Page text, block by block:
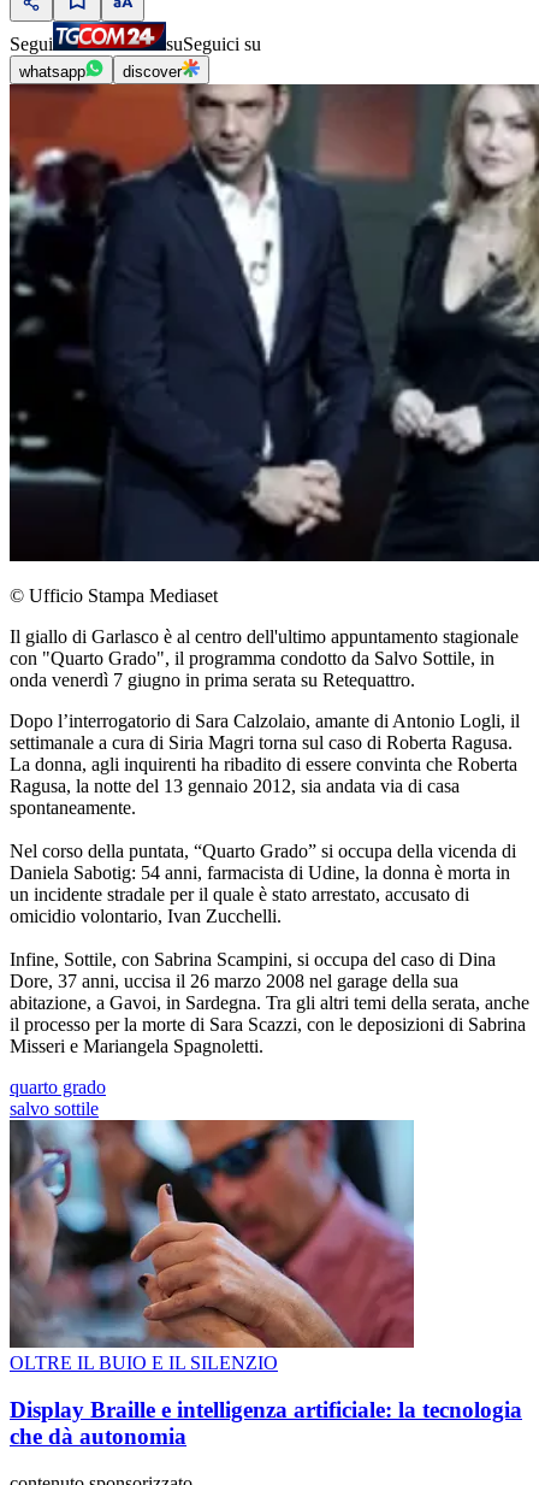
Segui suSeguici su
whatsapp discover
© Ufficio Stampa Mediaset
Il giallo di Garlasco è al centro dell'ultimo appuntamento stagionale
con "Quarto Grado", il programma condotto da Salvo Sottile, in
onda venerdì 7 giugno in prima serata su Retequattro.
Dopo l’interrogatorio di Sara Calzolaio, amante di Antonio Logli, il
settimanale a cura di Siria Magri torna sul caso di Roberta Ragusa.
La donna, agli inquirenti ha ribadito di essere convinta che Roberta
Ragusa, la notte del 13 gennaio 2012, sia andata via di casa
spontaneamente.
Nel corso della puntata, “Quarto Grado” si occupa della vicenda di
Daniela Sabotig: 54 anni, farmacista di Udine, la donna è morta in
un incidente stradale per il quale è stato arrestato, accusato di
omicidio volontario, Ivan Zucchelli.
Infine, Sottile, con Sabrina Scampini, si occupa del caso di Dina
Dore, 37 anni, uccisa il 26 marzo 2008 nel garage della sua
abitazione, a Gavoi, in Sardegna. Tra gli altri temi della serata, anche
il processo per la morte di Sara Scazzi, con le deposizioni di Sabrina
Misseri e Mariangela Spagnoletti.
quarto grado
salvo sottile
OLTRE IL BUIO E IL SILENZIO
Display Braille e intelligenza artificiale: la tecnologia
che dà autonomia